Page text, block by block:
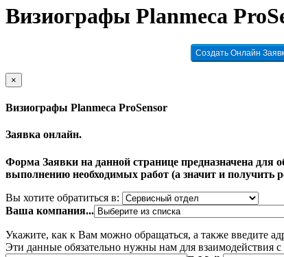
Визиографы Planmeca
Создать Онлайн
×
Визиографы Planmeca ProSensor
Заявка онлайн.
Форма Заявки на данной странице предназначена
выполнению необходимых работ (а значит и получить
Вы хотите обратиться в:
Ваша компания...
Укажите, как к Вам можно обращаться, а также введите
Эти данные обязательно нужны нам для взаимодействия